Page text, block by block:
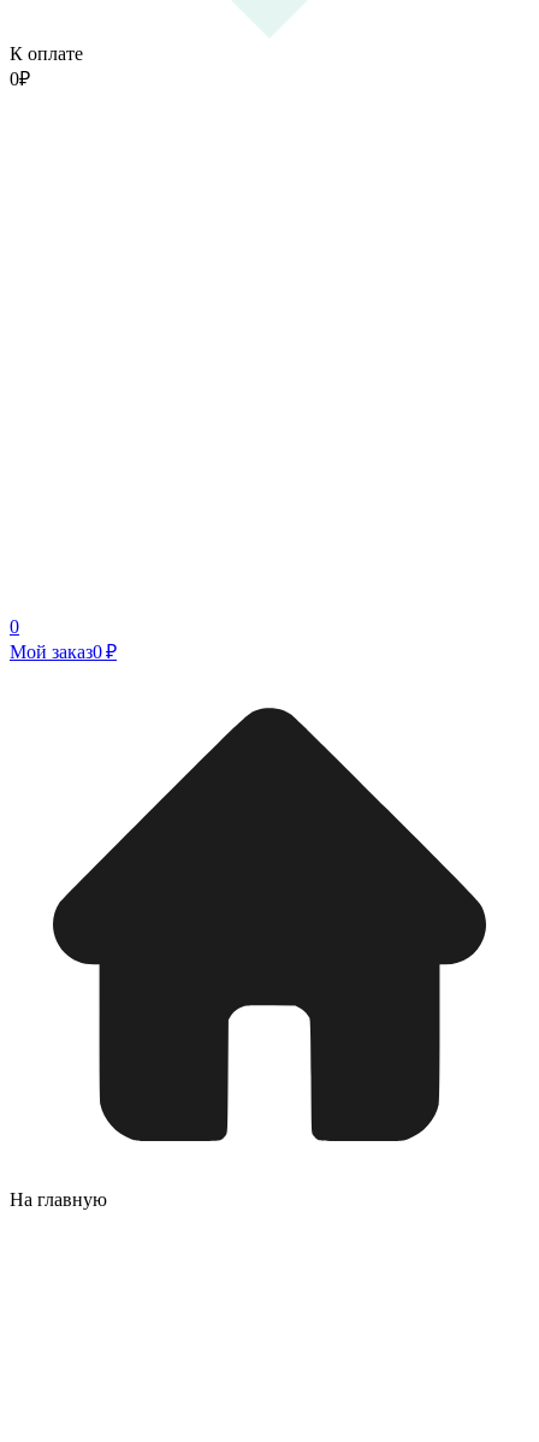
К оплате
0₽
0
Мой заказ0 ₽
На главную